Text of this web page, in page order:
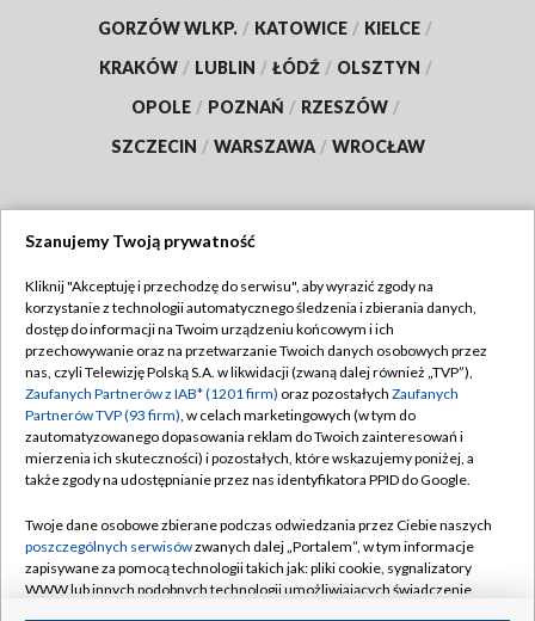
GORZÓW WLKP. / KATOWICE / KIELCE /
KRAKÓW / LUBLIN / ŁÓDŹ / OLSZTYN /
OPOLE / POZNAŃ / RZESZÓW /
SZCZECIN / WARSZAWA / WROCŁAW
TVP
Abonament TVP
Emisja w TVP
Centrum informacji TVP
Naziemna Telewizja Cyfrowa
Rada Programowa
System NOS
Regulamin TVP
Polityka prywatności
Moje zgody
Pomoc
Kontakt
Szanujemy Twoją prywatność
Kliknij "Akceptuję i przechodzę do serwisu", aby wyrazić zgody na
korzystanie z technologii automatycznego śledzenia i zbierania danych,
dostęp do informacji na Twoim urządzeniu końcowym i ich
przechowywanie oraz na przetwarzanie Twoich danych osobowych przez
nas, czyli Telewizję Polską S.A. w likwidacji (zwaną dalej również „TVP”),
Zaufanych Partnerów z IAB* (1201 firm) oraz pozostałych Zaufanych
Partnerów TVP (93 firm), w celach marketingowych (w tym do
zautomatyzowanego dopasowania reklam do Twoich zainteresowań i
mierzenia ich skuteczności) i pozostałych, które wskazujemy poniżej, a
także zgody na udostępnianie przez nas identyfikatora PPID do Google.
Twoje dane osobowe zbierane podczas odwiedzania przez Ciebie naszych
poszczególnych serwisówzwanych dalej „Portalem”, w tym informacje
zapisywane za pomocą technologii takich jak: pliki cookie, sygnalizatory
WWW lub innych podobnych technologii umożliwiających świadczenie